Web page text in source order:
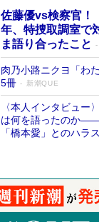
佐藤優vs検察官
年、特捜取調室で
ま語り合ったこと
肉乃小路ニクヨ「わ
5冊
新潮QUE
〈本人インタビュー
は何を語ったのか
「橋本愛」とのハラ